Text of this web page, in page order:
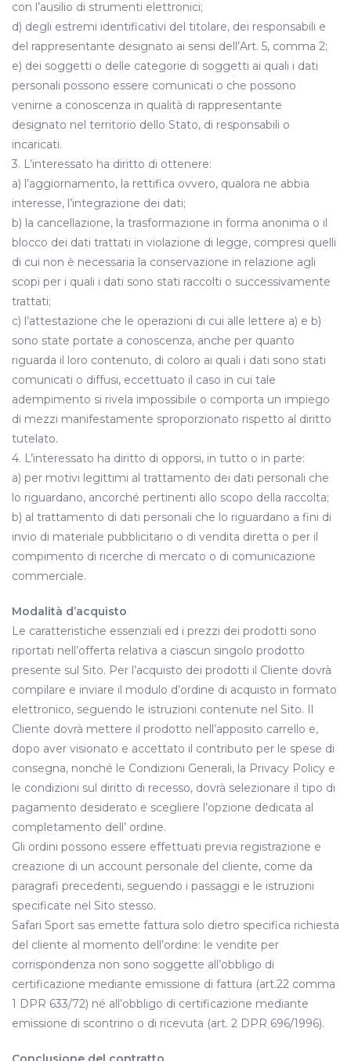
con l’ausilio di strumenti elettronici;
d) degli estremi identificativi del titolare, dei responsabili e
del rappresentante designato ai sensi dell’Art. 5, comma 2;
e) dei soggetti o delle categorie di soggetti ai quali i dati
personali possono essere comunicati o che possono
venirne a conoscenza in qualità di rappresentante
designato nel territorio dello Stato, di responsabili o
incaricati.
3. L’interessato ha diritto di ottenere:
a) l’aggiornamento, la rettifica ovvero, qualora ne abbia
interesse, l’integrazione dei dati;
b) la cancellazione, la trasformazione in forma anonima o il
blocco dei dati trattati in violazione di legge, compresi quelli
di cui non è necessaria la conservazione in relazione agli
scopi per i quali i dati sono stati raccolti o successivamente
trattati;
c) l’attestazione che le operazioni di cui alle lettere a) e b)
sono state portate a conoscenza, anche per quanto
riguarda il loro contenuto, di coloro ai quali i dati sono stati
comunicati o diffusi, eccettuato il caso in cui tale
adempimento si rivela impossibile o comporta un impiego
di mezzi manifestamente sproporzionato rispetto al diritto
tutelato.
4. L’interessato ha diritto di opporsi, in tutto o in parte:
a) per motivi legittimi al trattamento dei dati personali che
lo riguardano, ancorché pertinenti allo scopo della raccolta;
b) al trattamento di dati personali che lo riguardano a fini di
invio di materiale pubblicitario o di vendita diretta o per il
compimento di ricerche di mercato o di comunicazione
commerciale.
Modalità d’acquisto
Le caratteristiche essenziali ed i prezzi dei prodotti sono
riportati nell’offerta relativa a ciascun singolo prodotto
presente sul Sito. Per l’acquisto dei prodotti il Cliente dovrà
compilare e inviare il modulo d’ordine di acquisto in formato
elettronico, seguendo le istruzioni contenute nel Sito. Il
Cliente dovrà mettere il prodotto nell’apposito carrello e,
dopo aver visionato e accettato il contributo per le spese di
consegna, nonché le Condizioni Generali, la Privacy Policy e
le condizioni sul diritto di recesso, dovrà selezionare il tipo di
pagamento desiderato e scegliere l’opzione dedicata al
completamento dell’ ordine.
Gli ordini possono essere effettuati previa registrazione e
creazione di un account personale del cliente, come da
paragrafi precedenti, seguendo i passaggi e le istruzioni
specificate nel Sito stesso.
Safari Sport sas emette fattura solo dietro specifica richiesta
del cliente al momento dell’ordine: le vendite per
corrispondenza non sono soggette all’obbligo di
certificazione mediante emissione di fattura (art.22 comma
1 DPR 633/72) né all’obbligo di certificazione mediante
emissione di scontrino o di ricevuta (art. 2 DPR 696/1996).